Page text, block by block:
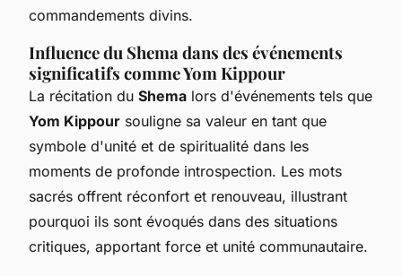
commandements divins.
Influence du Shema dans des événements
significatifs comme Yom Kippour
La récitation du Shema lors d'événements tels que
Yom Kippour souligne sa valeur en tant que
symbole d'unité et de spiritualité dans les
moments de profonde introspection. Les mots
sacrés offrent réconfort et renouveau, illustrant
pourquoi ils sont évoqués dans des situations
critiques, apportant force et unité communautaire.